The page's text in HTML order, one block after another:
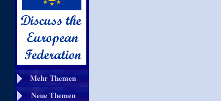
Mehr Themen
Neue Themen